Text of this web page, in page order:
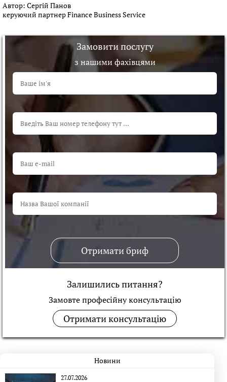
Автор: Сергій Панов
керуючий партнер Finance Business Service
Замовити послугу
з нашими фахівцями
Отримати бриф
Залишились питання?
Замовте професійну консультацiю
Отримати консультацію
Новини
27.07.2026